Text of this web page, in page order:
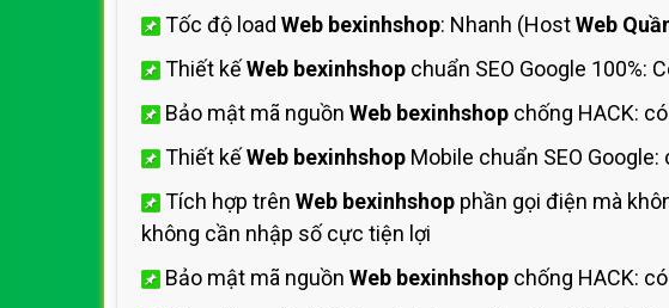
Tốc độ load Web bexinhshop: Nhanh (HostWeb
Thiết kếWeb bexinhshop chuẩn SEO Google 100%:
Bảo mật mã nguồn Web bexinhshop chống HACK:
Thiết kếWeb bexinhshop Mobile chuẩn SEO
Tích hợp trên Web bexinhshop phần gọi điện mà
không cần nhập số cực tiện lợi
Bảo mật mã nguồn Web bexinhshop chống HACK: